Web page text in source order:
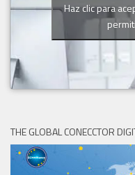
Haz clic para
THE GLOBAL CONECCTOR